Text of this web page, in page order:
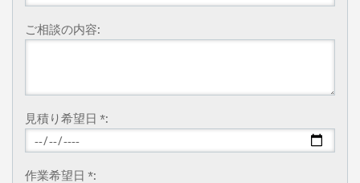
ご相談の内容:
見積り希望日 *:
作業希望日 *: